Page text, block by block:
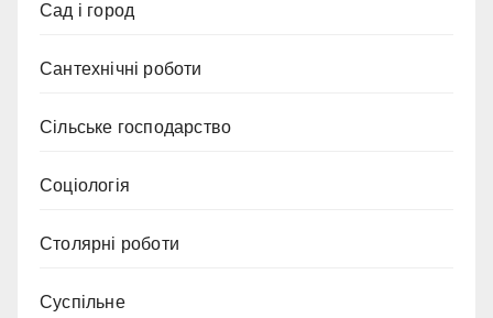
Сад і город
Сантехнічні роботи
Сільське господарство
Соціологія
Столярні роботи
Суспільне